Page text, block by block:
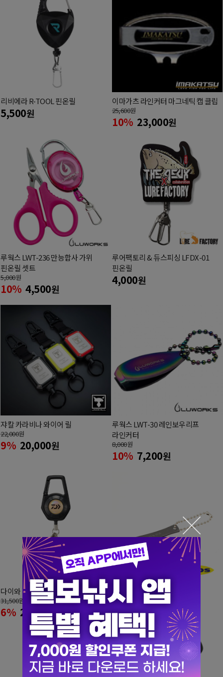
리비에라 R-TOOL 핀온릴
5,500원
이마가츠 라인커터 마그네틱 캡 클립
25,600원
10% 23,000원
루웍스 LWT-236 만능합사 가위
핀온릴 셋트
5,000원
10% 4,500원
루어팩토리 & 듀스피싱 LFDX-01
핀온릴
4,000원
쟈칼 카라비나 와이어 릴
22,000원
9% 20,000원
루웍스 LWT-30 레인보우리프
라인커터
8,000원
10% 7,200원
다이와 라인커터2 카라비너 릴 세트
31,500원
6% 29,500원
뎁스 라인커터
11,800원
7% 11,000